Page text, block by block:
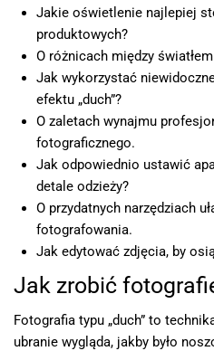
Jakie oświetlenie najlepiej
produktowych?
O różnicach między
Jak wykorzystać
efektu „duch”?
O zaletach wynajmu
fotograficznego.
Jak odpowiednio ustawić
detale odzieży?
O przydatnych narzędziach
fotografowania.
Jak edytować zdjęcia, by
Jak zrobić
Fotografia typu „duch” to
ubranie wygląda, jakby było